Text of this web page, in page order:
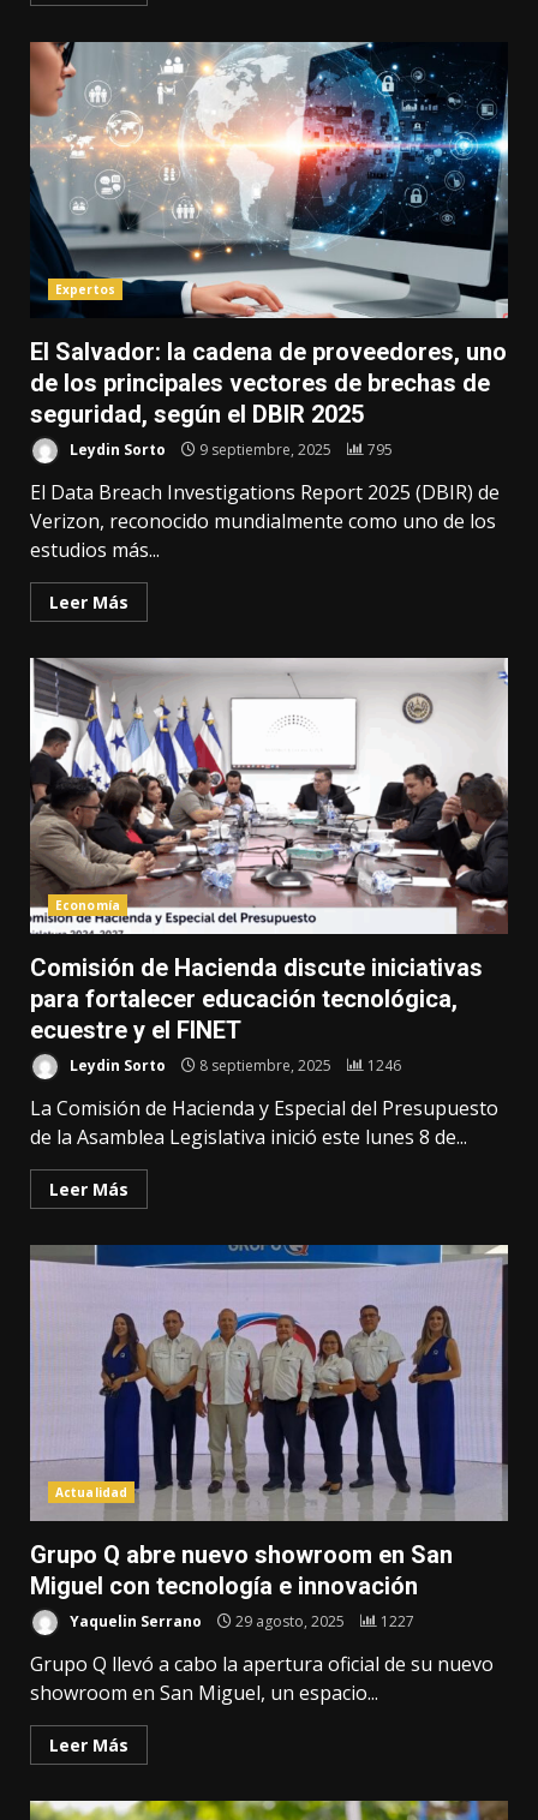
Expertos
El Salvador: la cadena de proveedores, uno
de los principales vectores de brechas de
seguridad, según el DBIR 2025
Leydin Sorto 9 septiembre, 2025 795
El Data Breach Investigations Report 2025 (DBIR) de
Verizon, reconocido mundialmente como uno de los
estudios más...
Leer Más
Economía
Comisión de Hacienda discute iniciativas
para fortalecer educación tecnológica,
ecuestre y el FINET
Leydin Sorto 8 septiembre, 2025 1246
La Comisión de Hacienda y Especial del Presupuesto
de la Asamblea Legislativa inició este lunes 8 de...
Leer Más
Actualidad
Grupo Q abre nuevo showroom en San
Miguel con tecnología e innovación
Yaquelin Serrano 29 agosto, 2025 1227
Grupo Q llevó a cabo la apertura oficial de su nuevo
showroom en San Miguel, un espacio...
Leer Más